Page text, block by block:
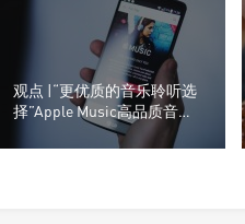
观点 |“更优质的音乐聆听选
择”Apple Music高品质音乐